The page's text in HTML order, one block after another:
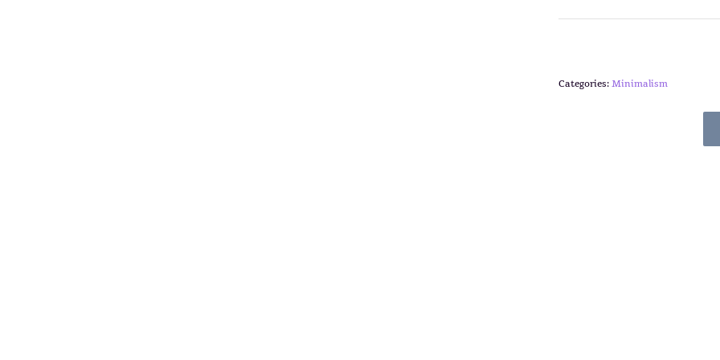
Categories:Minimalism